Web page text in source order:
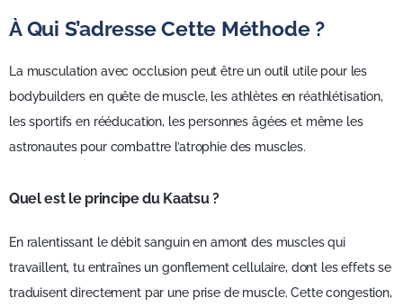
À Qui S’adresse Cette Méthode ?
La musculation avec occlusion peut être un outil utile pour les
bodybuilders en quête de muscle, les athlètes en réathlétisation,
les sportifs en rééducation, les personnes âgées et même les
astronautes pour combattre l’atrophie des muscles.
Quel est le principe du Kaatsu ?
En ralentissant le débit sanguin en amont des muscles qui
travaillent, tu entraînes un gonflement cellulaire, dont les effets se
traduisent directement par une prise de muscle. Cette congestion,